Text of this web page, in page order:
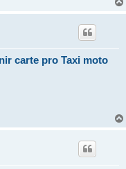
carte pro Taxi moto